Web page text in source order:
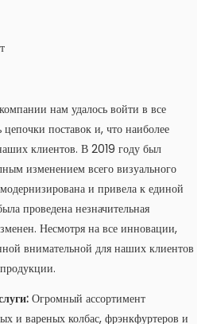
нам удалось войти в все
поставок и, что наиболее
клиентов. В 2019 году был
изменением всего визуального
и привела к единой
проведена незначительная
Несмотря на все инновации,
внимательной для наших клиентов
Огромный ассортимент
и вареных колбас, фрэнкфуртеров и